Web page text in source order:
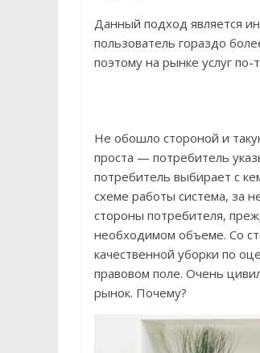
Данный подход является
пользователь гораздо
поэтому на рынке услуг
Не обошло стороной и
проста — потребитель
потребитель выбирает с
схеме работы система, за
стороны потребителя,
необходимом объеме. Со
качественной уборки по
правовом поле. Очень
рынок. Почему?